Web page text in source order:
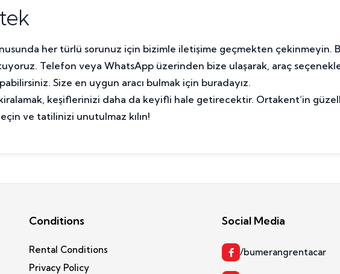
her türlü sorunuz için bizimle iletişime geçmekten çekinmeyin.
Telefon veya WhatsApp üzerinden bize ulaşarak, araç
Size en uygun aracı bulmak için buradayız.
keşiflerinizi daha da keyifli hale getirecektir. Ortakent’in
ve tatilinizi unutulmaz kılın!
Conditions
Rental Conditions
Privacy Policy
Social Media
/bumerangrentacar